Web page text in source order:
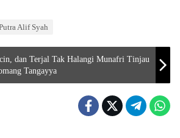
Alif Syah
dan Terjal Tak Halangi Munafri Tinjau
Tangayya